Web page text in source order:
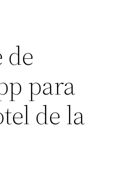
de
para
de la